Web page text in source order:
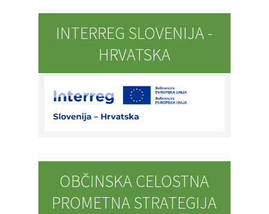
INTERREG SLOVENIJA -
HRVATSKA
OBČINSKA CELOSTNA
PROMETNA STRATEGIJA